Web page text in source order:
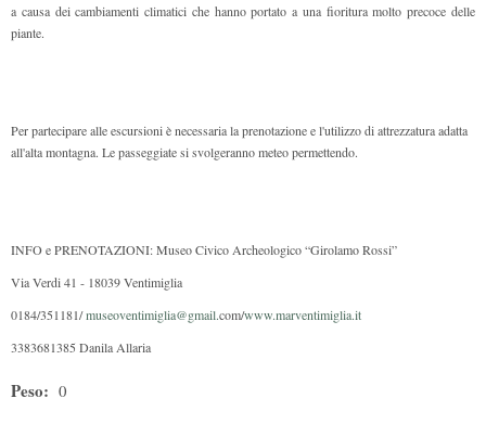
a causa dei cambiamenti climatici che hanno portato a una fioritura molto precoce delle
piante.
Per partecipare alle escursioni è necessaria la prenotazione e l'utilizzo di attrezzatura adatta
all'alta montagna. Le passeggiate si svolgeranno meteo permettendo.
INFO e PRENOTAZIONI: Museo Civico Archeologico “Girolamo Rossi”
Via Verdi 41 - 18039 Ventimiglia
0184/351181/museoventimiglia@gmail.com/www.marventimiglia.it
3383681385 Danila Allaria
Peso: 0